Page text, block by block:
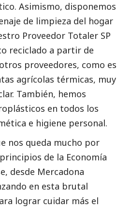
Asimismo, disponemos
de limpieza del hogar
Proveedor Totaler SP
reciclado a partir de
proveedores, como es
agrícolas térmicas, muy
También, hemos
en todos los
e higiene personal.
nos queda mucho por
de la Economía
desde Mercadona
en esta brutal
lograr cuidar más el